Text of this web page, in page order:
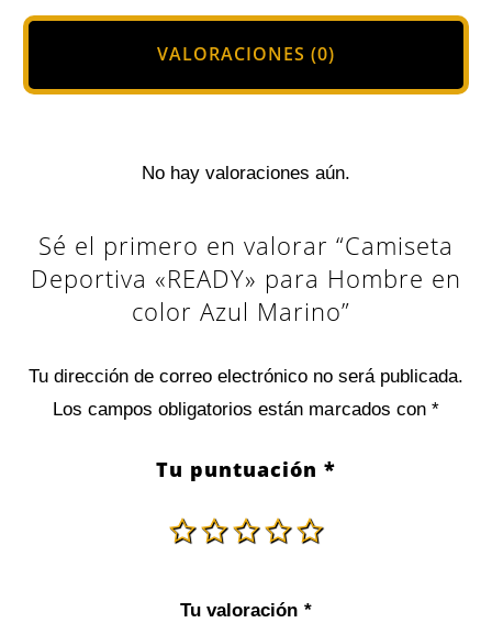
VALORACIONES (0)
No hay valoraciones aún.
Sé el primero en valorar “Camiseta
Deportiva «READY» para Hombre en
color Azul Marino”
Tu dirección de correo electrónico no será publicada.
Los campos obligatorios están marcados con *
Tu puntuación *
Tu valoración *